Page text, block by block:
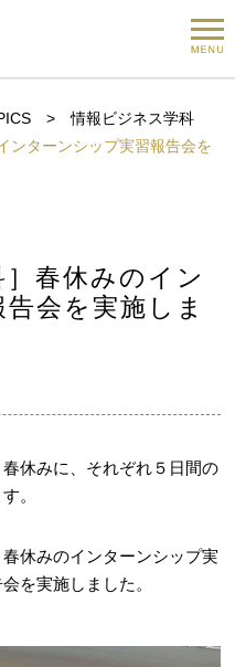
>情報ビジネス学科
ンターンシップ実習報告会を
］春休みのイン
会を実施しま
休みに、それぞれ５日間の
。
休みのインターンシップ実
を実施しました。